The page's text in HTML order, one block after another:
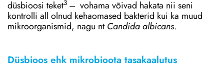
düsbioosi teket3 – vohama võivad hakata nii seni
kontrolli all olnud kehaomased bakterid kui ka muud
mikroorganismid, nagu ntCandida albicans.
Düsbioos ehk mikrobioota tasakaalutus